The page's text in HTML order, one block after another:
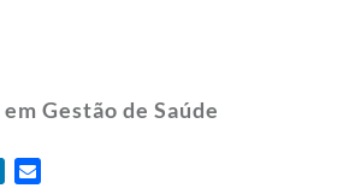
Gestão de Saúde